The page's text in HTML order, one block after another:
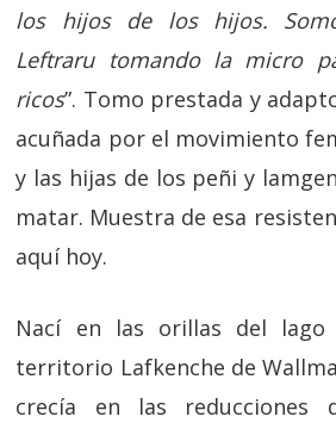
los hijos de los hijos.
Leftraru tomando la micro
ricos”. Tomo prestada y
acuñada por el movimiento
y las hijas de los peñi y
matar. Muestra de esa
aquí hoy.
Nací en las orillas del
territorio Lafkenche de
crecía en las reducciones